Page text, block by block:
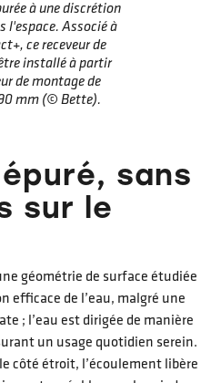
à une discrétion
l'espace. Associé à
ce receveur de
installé à partir
de montage de
mm (© Bette).
sans
sur le
géométrie de surface étudiée
efficace de l’eau, malgré une
; l’eau est dirigée de manière
un usage quotidien serein.
côté étroit, l’écoulement libère